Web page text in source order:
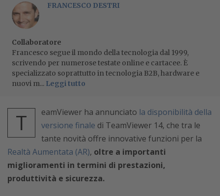
FRANCESCO DESTRI
Collaboratore
Francesco segue il mondo della tecnologia dal 1999,
scrivendo per numerose testate online e cartacee. È
specializzato soprattutto in tecnologia B2B, hardware e
nuovi m... Leggi tutto
T eamViewer ha annunciato la disponibilità della
versione finale di TeamViewer 14, che tra le
tante novità offre innovative funzioni per la
Realtà Aumentata (AR), oltre a importanti
miglioramenti in termini di prestazioni,
produttività e sicurezza.